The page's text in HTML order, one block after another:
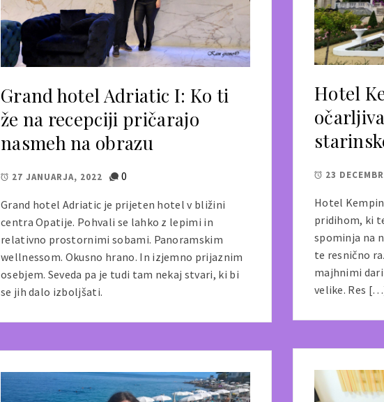
Grand hotel Adriatic I: Ko ti
že na recepciji pričarajo
nasmeh na obrazu
27 JANUARJA, 2022 0
Grand hotel Adriatic je prijeten hotel v bližini
centra Opatije. Pohvali se lahko z lepimi in
relativno prostornimi sobami. Panoramskim
wellnessom. Okusno hrano. In izjemno prijaznim
osebjem. Seveda pa je tudi tam nekaj stvari, ki bi
se jih dalo izboljšati.
Hotel
23
Hotel
pridihom, ki
spominja na
te resnično
majhnimi
velike. Res